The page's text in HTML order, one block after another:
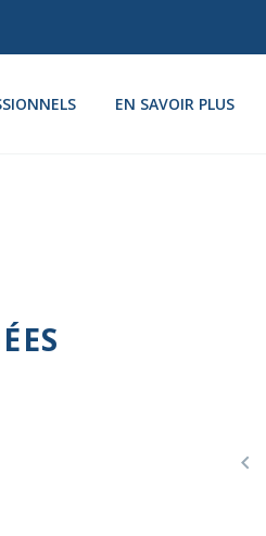
EN SAVOIR PLUS
